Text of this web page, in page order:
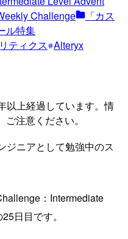
Challenge
「カス
ル特集
ティクス Alteryx
以上経過しています。情
注意ください。
ジニアとして勉強中のス
：Intermediate
日目です。